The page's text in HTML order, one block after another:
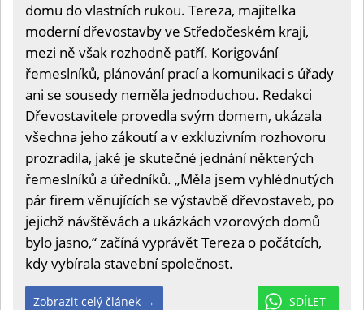
domu do vlastních rukou. Tereza, majitelka
moderní dřevostavby ve Středočeském kraji,
mezi ně však rozhodně patří. Korigování
řemeslníků, plánování prací a komunikaci s úřady
ani se sousedy neměla jednoduchou. Redakci
Dřevostavitele provedla svým domem, ukázala
všechna jeho zákoutí a v exkluzivním rozhovoru
prozradila, jaké je skutečné jednání některých
řemeslníků a úředníků. „Měla jsem vyhlédnutých
pár firem věnujících se výstavbě dřevostaveb, po
jejichž návštěvách a ukázkách vzorových domů
bylo jasno,“ začíná vyprávět Tereza o počátcích,
kdy vybírala stavební společnost.
SDÍLET
Zobrazit celý článek →